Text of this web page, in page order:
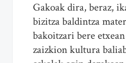
Gakoak dira, beraz,
bizitza baldintza
bakoitzari bere
zaizkion kultura